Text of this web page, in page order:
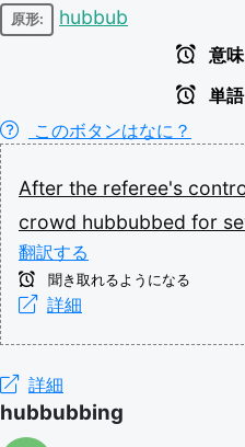
原形: hubbub
意
単
このボタンはなに？
After the referee's
crowd hubbubbed for
翻訳する
聞き取れるようになる
詳細
詳細
hubbubbing